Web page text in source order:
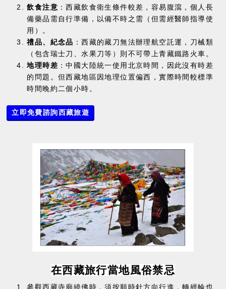
飲食注意 ：西藏飲食衛生條件較差，容易腹瀉，個人長
備藥品需自行準備，以備不時之需（但需經醫師指導使
用）。
禮品、紀念品 ：西藏的藏刀無法辦理航空託運，刀械類
（包含瑞士刀、水果刀等）則不可帶上青藏鐵路火車。
地理時差 ：中國大陸統一使用北京時間，因此沒有時差
的問題。但西藏地區因地理位置偏西，實際時間較標準
時間晚約二個小時。
立即免費諮詢西藏旅遊
在西藏旅行當地風俗禁忌
參觀西藏寺廟繞佛時，須按順時針方向行進，轉經輪也